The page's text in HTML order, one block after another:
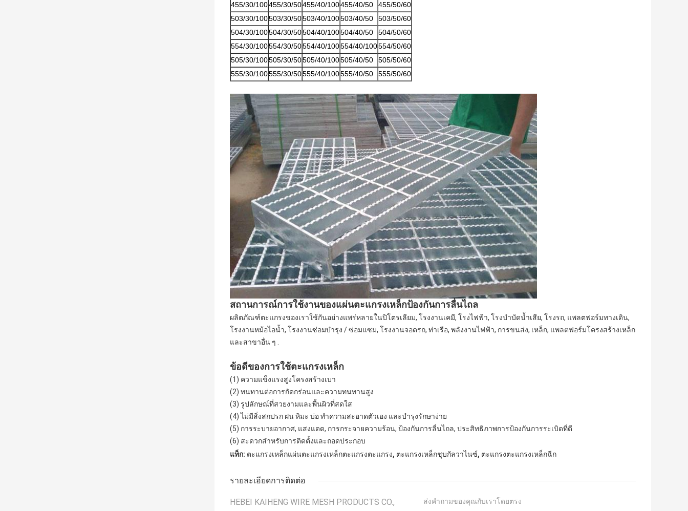
455/30/100455/30/50455/40/100455/40/50
455/50/60
503/30/100503/30/50503/40/100503/40/50
503/50/60
504/30/100504/30/50504/40/100504/40/50
504/50/60
554/30/100554/30/50554/40/100554/40/100554/50/60
505/30/100505/30/50505/40/100505/40/50
505/50/60
555/30/100555/30/50555/40/100555/40/50 555/50/60
สถานการณ์การใช้งานของแผ่นตะแกรงเหล็กป้องกันการลื่นไถล
ผลิตภัณฑ์ตะแกรงของเราใช้กันอย่างแพร่หลายในปิโตรเลียม, โรงงานเคมี, โรงไฟฟ้า, โรงบำบัดน้ำเสีย, โรงรถ, แพลตฟอร์มทางเดิน,
โรงงานหม้อไอน้ำ, โรงงานซ่อมบำรุง / ซ่อมแซม, โรงงานจอดรถ, ท่าเรือ, พลังงานไฟฟ้า, การขนส่ง, เหล็ก, แพลตฟอร์มโครงสร้างเหล็ก
และสาขาอื่น ๆ .
ข้อดีของการใช้ตะแกรงเหล็ก
(1) ความแข็งแรงสูงโครงสร้างเบา
(2) ทนทานต่อการกัดกร่อนและความทนทานสูง
(3) รูปลักษณ์ที่สวยงามและพื้นผิวที่สดใส
(4) ไม่มีสิ่งสกปรก ฝน หิมะ บ่อ ทำความสะอาดตัวเอง และบำรุงรักษาง่าย
(5) การระบายอากาศ, แสงแดด, การกระจายความร้อน, ป้องกันการลื่นไถล, ประสิทธิภาพการป้องกันการระเบิดที่ดี
(6) สะดวกสำหรับการติดตั้งและถอดประกอบ
แท็ก: ตะแกรงเหล็กแผ่นตะแกรงเหล็กตะแกรงตะแกรง, ตะแกรงเหล็กชุบกัลวาไนซ์, ตะแกรงตะแกรงเหล็กฉีก
รายละเอียดการติดต่อ
HEBEI KAIHENG WIRE MESH PRODUCTS CO.,
ส่งคำถามของคุณกับเราโดยตรง